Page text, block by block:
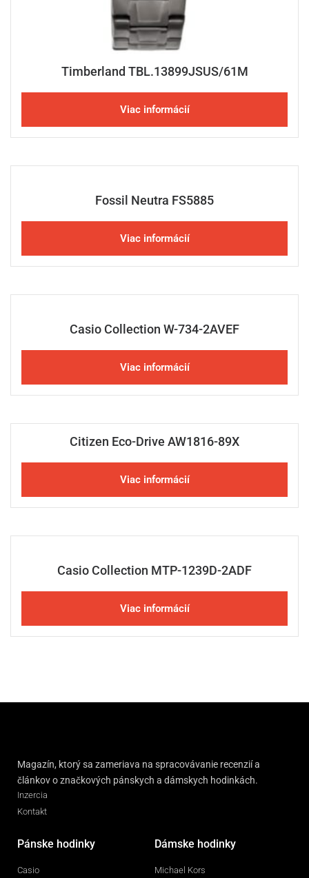
Timberland TBL.13899JSUS/61M
Viac informácií
Fossil Neutra FS5885
Viac informácií
Casio Collection W-734-2AVEF
Viac informácií
Citizen Eco-Drive AW1816-89X
Viac informácií
Casio Collection MTP-1239D-2ADF
Viac informácií
Magazín, ktorý sa zameriava na spracovávanie recenzií a
článkov o značkových pánskych a dámskych hodinkách.
Inzercia
Kontakt
Pánske hodinky
Casio
Dámske hodinky
Michael Kors